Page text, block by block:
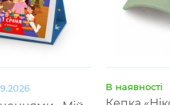
В наявності